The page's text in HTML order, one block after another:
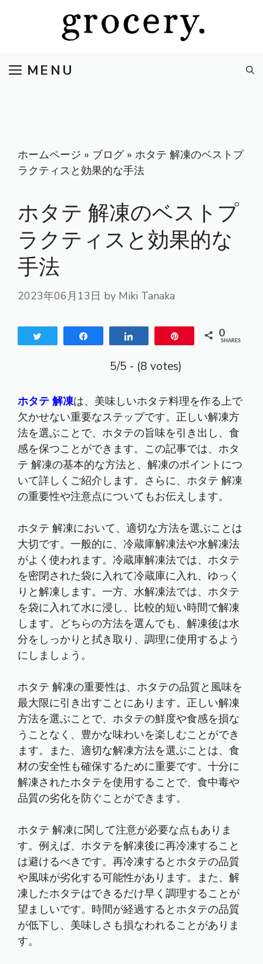
ツ
MENU
ホームページ » ブログ» ホタテ 解凍のベストプ
ラクティスと効果的な手法
ホタテ 解凍のベストプ
ラクティスと効果的な
手法
2023年06月13日 by Miki Tanaka
0
SHARES
5/5 - (8 votes)
ホタテ 解凍は、美味しいホタテ料理を作る上で
欠かせない重要なステップです。正しい解凍方
法を選ぶことで、ホタテの旨味を引き出し、食
感を保つことができます。この記事では、ホタ
テ 解凍の基本的な方法と、解凍のポイントにつ
いて詳しくご紹介します。さらに、ホタテ 解凍
の重要性や注意点についてもお伝えします。
ホタテ 解凍において、適切な方法を選ぶことは
大切です。一般的に、冷蔵庫解凍法や水解凍法
がよく使われます。冷蔵庫解凍法では、ホタテ
を密閉された袋に入れて冷蔵庫に入れ、ゆっく
りと解凍します。一方、水解凍法では、ホタテ
を袋に入れて水に浸し、比較的短い時間で解凍
します。どちらの方法を選んでも、解凍後は水
分をしっかりと拭き取り、調理に使用するよう
にしましょう。
ホタテ 解凍の重要性は、ホタテの品質と風味を
最大限に引き出すことにあります。正しい解凍
方法を選ぶことで、ホタテの鮮度や食感を損な
うことなく、豊かな味わいを楽しむことができ
ます。また、適切な解凍方法を選ぶことは、食
材の安全性も確保するために重要です。十分に
解凍されたホタテを使用することで、食中毒や
品質の劣化を防ぐことができます。
ホタテ 解凍に関して注意が必要な点もありま
す。例えば、ホタテを解凍後に再冷凍すること
は避けるべきです。再冷凍するとホタテの品質
や風味が劣化する可能性があります。また、解
凍したホタテはできるだけ早く調理することが
望ましいです。時間が経過するとホタテの品質
が低下し、美味しさも損なわれることがありま
す。